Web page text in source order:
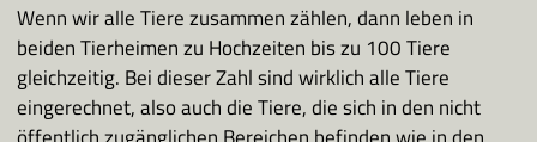
Wenn wir alle Tiere zusammen zählen, dann leben in
beiden Tierheimen zu Hochzeiten bis zu 100 Tiere
gleichzeitig. Bei dieser Zahl sind wirklich alle Tiere
eingerechnet, also auch die Tiere, die sich in den nicht